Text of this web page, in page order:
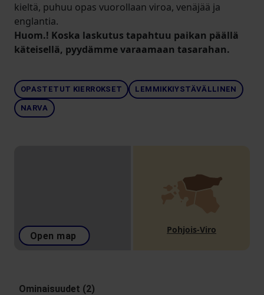
kieltä, puhuu opas vuorollaan viroa, venäjää ja
englantia.
Huom.! Koska laskutus tapahtuu paikan päällä
käteisellä, pyydämme varaamaan tasarahan.
OPASTETUT KIERROKSET LEMMIKKIYSTÄVÄLLINEN
NARVA
Open map
Pohjois-Viro
Ominaisuudet (2)